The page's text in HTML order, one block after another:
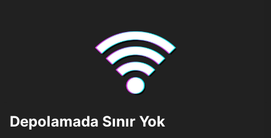
Depolamada Sınır Yok